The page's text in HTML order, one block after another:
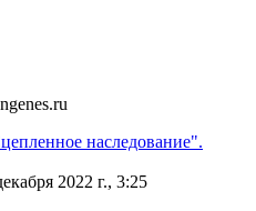
наследование".
2022 г., 3:25